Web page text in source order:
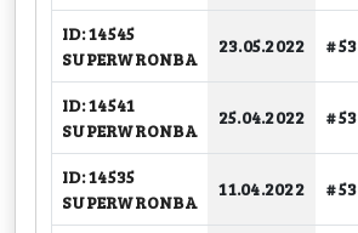
ID: 14545
SUPERWRONBA
23.05.2022 # 53
ID: 14541
SUPERWRONBA
25.04.2022 # 53
ID: 14535
SUPERWRONBA
11.04.2022 # 53